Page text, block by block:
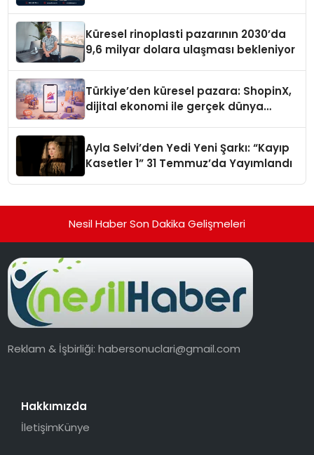
Küresel rinoplasti pazarının 2030’da
9,6 milyar dolara ulaşması bekleniyor
Türkiye’den küresel pazara: ShopinX,
dijital ekonomi ile gerçek dünya
Ayla Selvi’den Yedi Yeni Şarkı: “Kayıp
Kasetler 1” 31 Temmuz’da Yayımlandı
Nesil Haber Son Dakika Gelişmeleri
Reklam & İşbirliği:habersonuclari@gmail.com
Hakkımızda
İletişimKünye